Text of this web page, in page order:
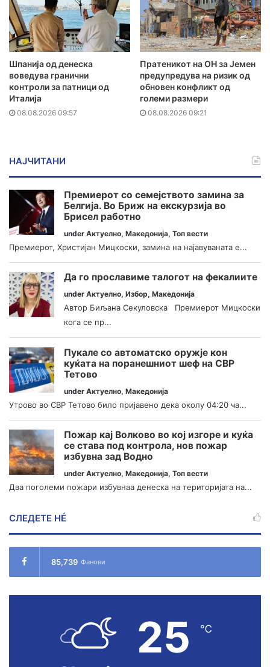
Шпанија од денеска
воведува гранични
контроли за патници од
Италија
08.08.2026 09:57
Пратеникот на ОН за Јемен
предупредува на ризик од
обновен конфликт од
големи размери
08.08.2026 09:21
НАЈЧИТАНИ
Премиерот со семејството замина за
Белгија. Во Бриж на екскурзија во
Брисел работно
under Актуелно, Македонија, Топ вести
Премиерот, Христијан Мицкоски, замина на најавуваната е...
Да го прославиме талогот на фекалиите
under Актуелно, Избор, Македонија
Автор Биљана Секуловска Премиерот Мицкоски
кога се пр...
Пукале со автоматско оружје кон
куќата на поранешниот шеф на СВР
Тетово
under Актуелно, Македонија
Утрово во СВР Тетово било пријавено дека околу 04:20 ча...
Пожар кај Волково во кој изгоре и куќа
се става под контрола, нов пожар
избувна зад Водно
under Актуелно, Македонија, Топ вести
Два поголеми пожари избувнаа денеска на територијата на...
СЛЕДЕТЕ НÉ
85,739 Фанови
25 ℃